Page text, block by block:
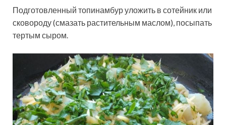
Подготовленный топинамбур уложить в сотейник или
сковороду (смазать растительным маслом), посыпать
тертым сыром.